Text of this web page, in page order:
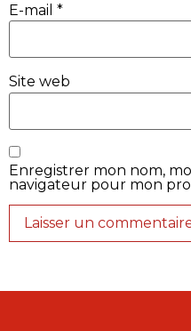
E-mail *
Site web
Enregistrer mon nom,
navigateur pour mon